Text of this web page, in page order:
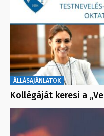
ÁLLÁSAJÁNLATOK
Kollégáját keresi a